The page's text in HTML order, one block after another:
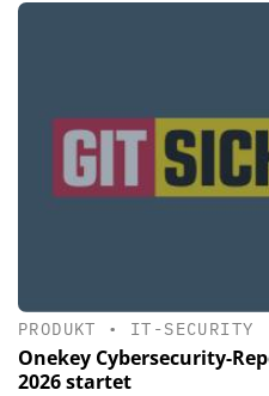
PRODUKT • IT-SECURITY
Onekey Cybersecurity-
2026 startet